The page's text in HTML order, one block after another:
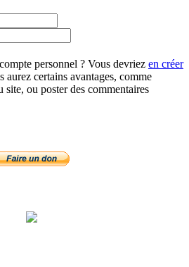
personnel ? Vous devriez en créer
aurez certains avantages, comme
ou poster des commentaires